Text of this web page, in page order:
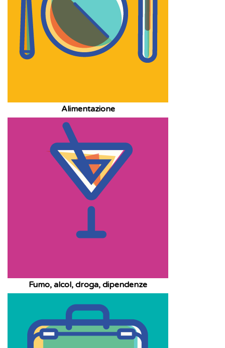
Alimentazione
Fumo, alcol, droga, dipendenze